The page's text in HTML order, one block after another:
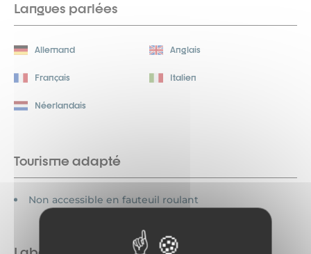
Langues parlées
Allemand Anglais
Français Italien
Néerlandais
Tourisme adapté
Non accessible en fauteuil roulant